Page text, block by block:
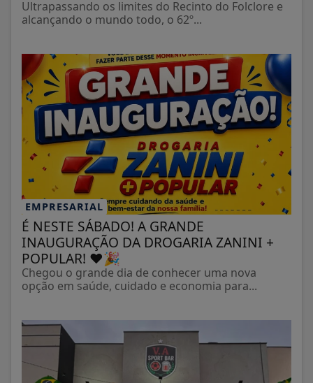
Ultrapassando os limites do Recinto do Folclore e
alcançando o mundo todo, o 62º...
EMPRESARIAL
É NESTE SÁBADO! A GRANDE
INAUGURAÇÃO DA DROGARIA ZANINI +
POPULAR! ❤️🎉
Chegou o grande dia de conhecer uma nova
opção em saúde, cuidado e economia para...